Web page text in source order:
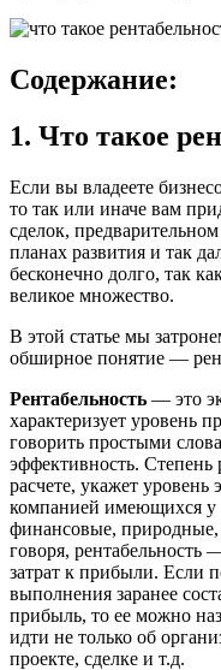
Содержание:
1. Что такое
Если вы владеете
то так или иначе вам
сделок,
планах развития и так
бесконечно долго, так
великое множество.
В этой статье мы
обширное понятие —
Рентабельность — это
характеризует уровень
говорить простыми
эффективность. Степень
расчете, укажет уровень
компанией имеющихся у
финансовые, природные,
говоря,
затрат к прибыли. Если
выполнения заранее
прибыль, то ее можно
идти не только об
проекте, сделке и т.д.